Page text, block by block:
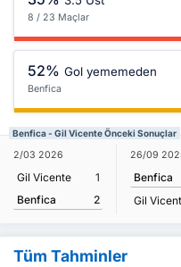
8 / 23 Maçlar
52% Gol yememeden
Benfica
Benfica - Gil Vicente Önceki Sonuçlar
2/03 2026
Gil Vicente
1
Benfica
2
26/09
Benfica
Gil
Tüm Tahminler